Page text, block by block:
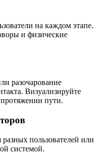
на каждом этапе.
и физические
разочарование
Визуализируйте
пути.
пользователей или
системой.